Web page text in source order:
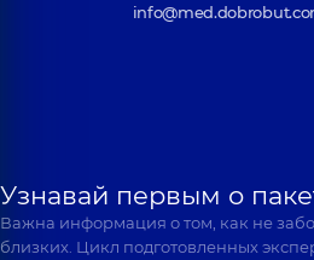
Узнавай первым о
Важна информация о том, как не
близких. Цикл подготовленных